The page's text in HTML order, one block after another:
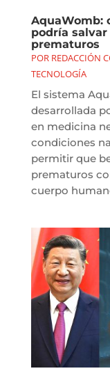
AquaWomb:
podría
prematuros
POR REDACCIÓN
TECNOLOGÍA
El sistema
desarrollada
en medicina
condiciones
permitir que
prematuros
cuerpo